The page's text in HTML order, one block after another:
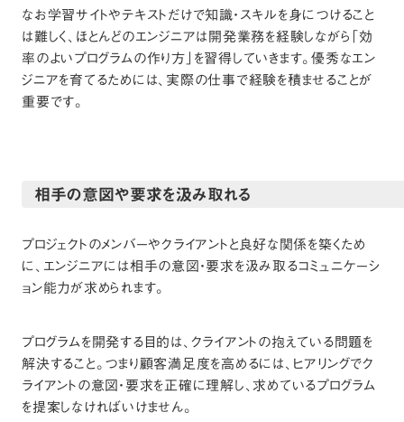
なお学習サイトやテキストだけで知識・スキルを身につけること
は難しく、ほとんどのエンジニアは開発業務を経験しながら「効
率のよいプログラムの作り方」を習得していきます。優秀なエン
ジニアを育てるためには、実際の仕事で経験を積ませることが
重要です。
相手の意図や要求を汲み取れる
プロジェクトのメンバーやクライアントと良好な関係を築くため
に、エンジニアには相手の意図・要求を汲み取るコミュニケーシ
ョン能力が求められます。
プログラムを開発する目的は、クライアントの抱えている問題を
解決すること。つまり顧客満足度を高めるには、ヒアリングでク
ライアントの意図・要求を正確に理解し、求めているプログラム
を提案しなければいけません。